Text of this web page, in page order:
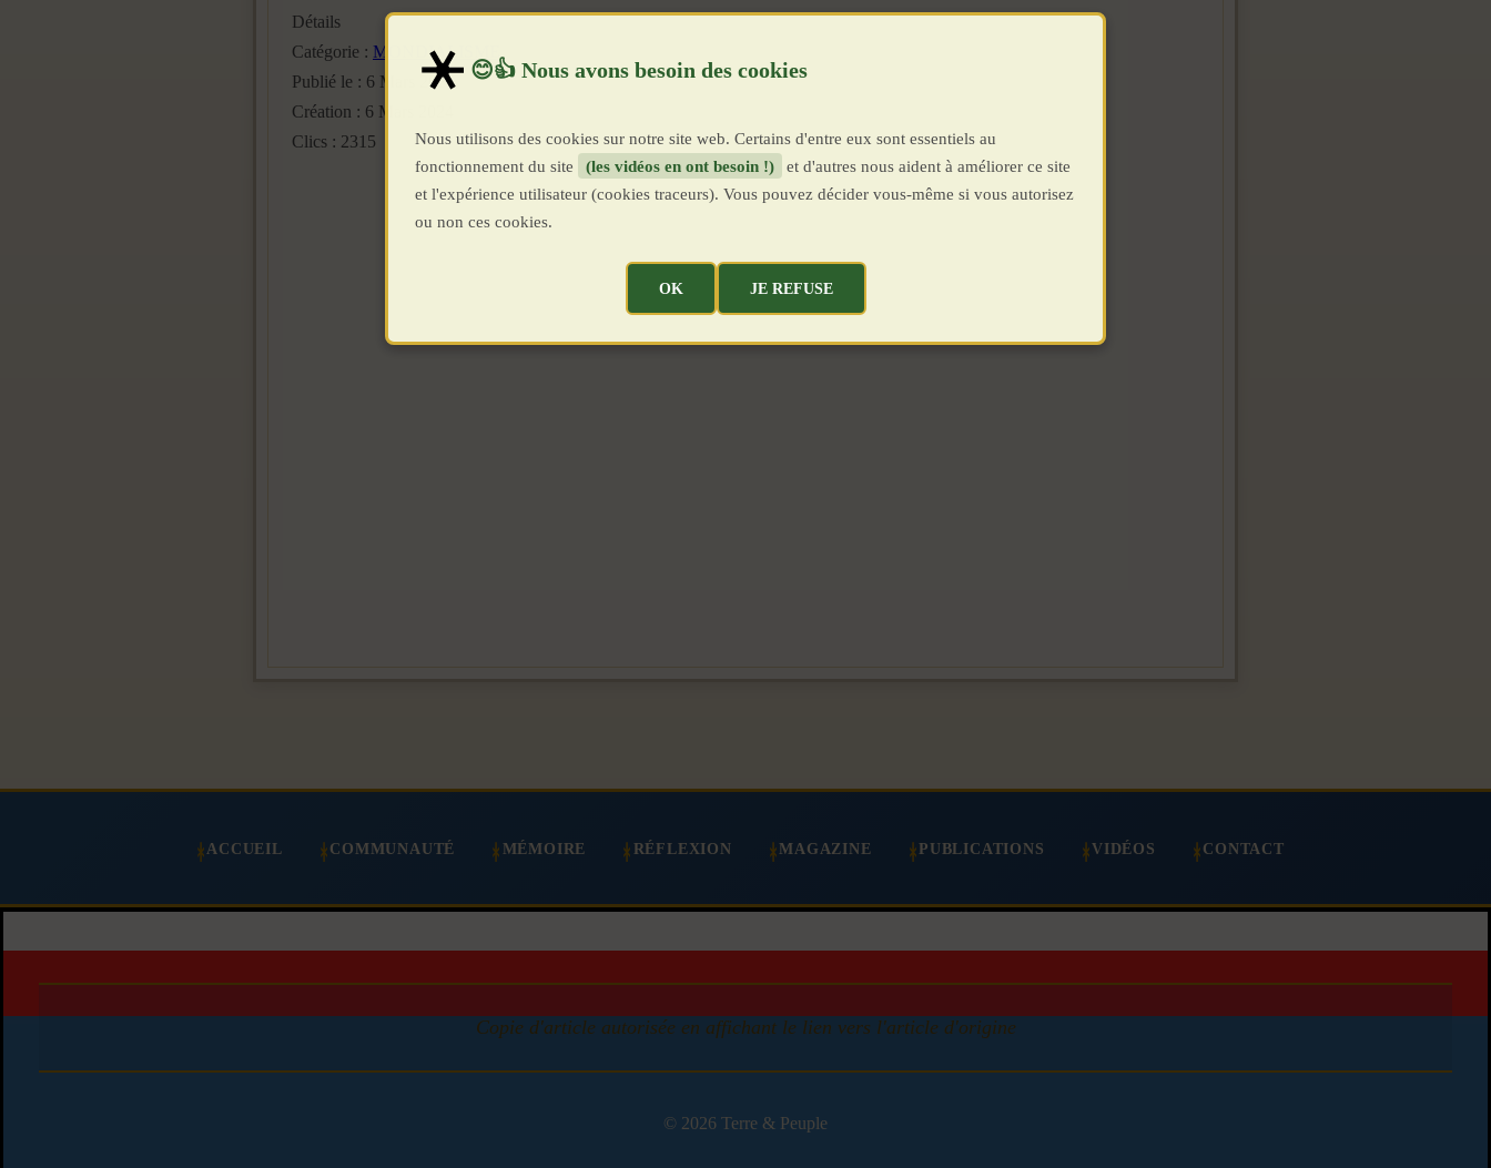
Détails
Catégorie : MONDIALISME
Publié le : 6 Mars 2024
Création : 6 Mars 2024
Clics : 2315
ACCUEIL COMMUNAUTÉ MÉMOIRE RÉFLEXION MAGAZINE PUBLICATIONS VIDÉOS CONTACT
Copie d'article autorisée en affichant le lien vers l'article d'origine
© 2026 Terre & Peuple
Nous utilisons des cookies sur notre site web. Certains d'entre eux sont essentiels au
fonctionnement du site
(les vidéos en ont besoin !)
et d'autres nous aident à améliorer ce site
et l'expérience utilisateur (cookies traceurs). Vous pouvez décider vous-même si vous autorisez
ou non ces cookies.
OK JE REFUSE